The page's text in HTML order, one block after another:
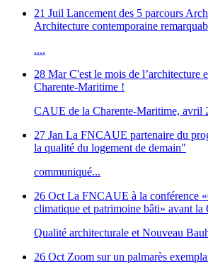
21 Juil Lancement des 5 parcours
Architecture contemporaine
....
28 Mar C'est le mois de l’architecture
Charente-Maritime !
CAUE de la Charente-Maritime, avril
27 Jan La FNCAUE partenaire du
la qualité du logement de demain"
communiqué...
26 Oct La FNCAUE à la conférence
climatique et patrimoine bâti» avant la
Qualité architecturale et Nouveau
26 Oct Zoom sur un palmarès